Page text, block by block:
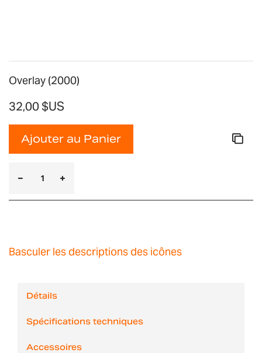
Overlay (2000)
32,00 $US
Ajouter au Panier
Basculer les descriptions des icônes
Détails
Spécifications techniques
Accessoires